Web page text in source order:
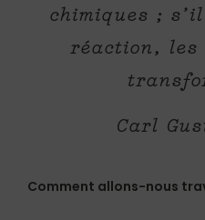
chimiques ;
réaction, les
Carl
Comment allons-nous